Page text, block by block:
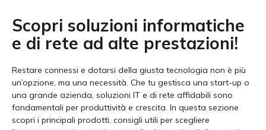
Scopri soluzioni informatiche
e di rete ad alte prestazioni!
Restare connessi e dotarsi della giusta tecnologia non è più
un’opzione, ma una necessità. Che tu gestisca una start-up o
una grande azienda, soluzioni IT e di rete affidabili sono
fondamentali per produttività e crescita. In questa sezione
scopri i principali prodotti, consigli utili per scegliere